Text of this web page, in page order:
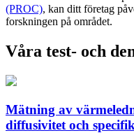
(PROC), kan ditt företag
forskningen på området.
Våra test- och
Mätning av
diffusivitet och